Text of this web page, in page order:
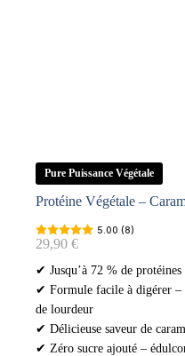
Pure Puissance Végétale
Protéine Végétale –
5.00 (8)
29,90 €
✔ Jusqu’à 72 % de protéines
✔ Formule facile à digérer –
de lourdeur
✔ Délicieuse saveur de
✔ Zéro sucre ajouté –